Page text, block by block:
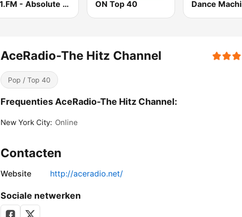
1.FM - Absolute Top 40 ON Top 40 Dance
AceRadio-The Hitz Channel
Pop / Top 40
Frequenties AceRadio-The Hitz Channel:
New York City: Online
Contacten
Website http://aceradio.net/
Sociale netwerken